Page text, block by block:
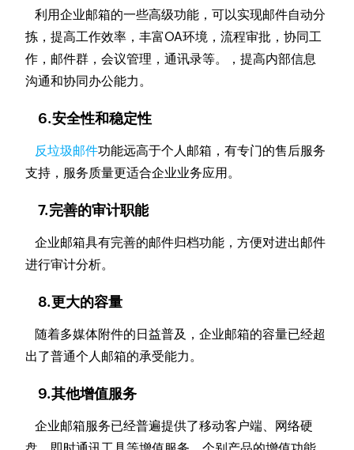
利用企业邮箱的一些高级功能，可以实现邮件自动分
拣，提高工作效率，丰富OA环境，流程审批，协同工
作，邮件群，会议管理，通讯录等。，提高内部信息
沟通和协同办公能力。
6.安全性和稳定性
反垃圾邮件功能远高于个人邮箱，有专门的售后服务
支持，服务质量更适合企业业务应用。
7.完善的审计职能
企业邮箱具有完善的邮件归档功能，方便对进出邮件
进行审计分析。
8.更大的容量
随着多媒体附件的日益普及，企业邮箱的容量已经超
出了普通个人邮箱的承受能力。
9.其他增值服务
企业邮箱服务已经普遍提供了移动客户端、网络硬